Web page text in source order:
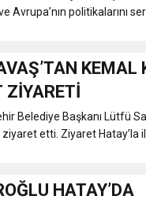
EMRAH KARAÇAY’A SEVGİ
GÖNÜLLERE DOKUNAN
Avrupa’nın politikalarını
KEMAL
ZİYARETİ
Belediye Başkanı Lütfü
ziyaret etti. Ziyaret
HATAY’DA